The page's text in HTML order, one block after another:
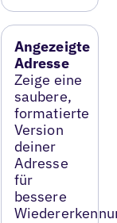
Angezeigte
Adresse
Zeige eine
saubere,
formatierte
Version
deiner
Adresse
für
bessere